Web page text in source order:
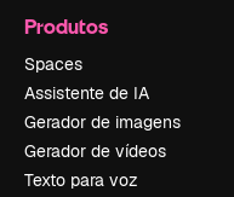
Produtos
Spaces
Assistente de IA
Gerador de imagens
Gerador de vídeos
Texto para voz